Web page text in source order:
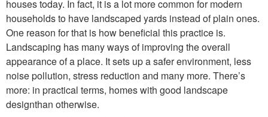
houses today. In fact, it is a lot more common for modern
households to have landscaped yards instead of plain ones.
One reason for that is how beneficial this practice is.
Landscaping has many ways of improving the overall
appearance of a place. It sets up a safer environment, less
noise pollution, stress reduction and many more. There’s
more: in practical terms, homes with good landscape
designthan otherwise.